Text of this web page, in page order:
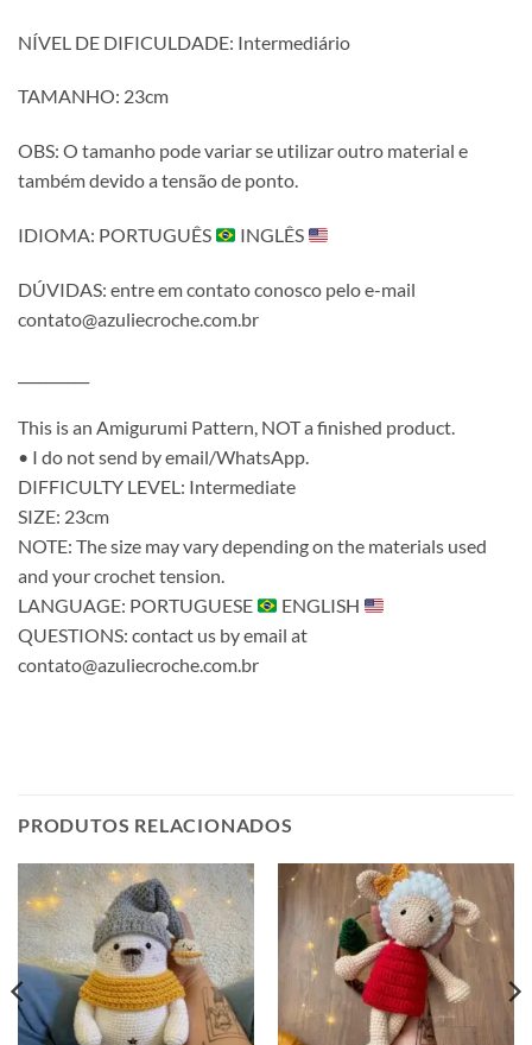
NÍVEL DE DIFICULDADE: Intermediário
TAMANHO: 23cm
OBS: O tamanho pode variar se utilizar outro material e
também devido a tensão de ponto.
IDIOMA: PORTUGUÊS INGLÊS
DÚVIDAS: entre em contato conosco pelo e-mail
contato@azuliecroche.com.br
This is an Amigurumi Pattern, NOT a finished product.
• I do not send by email/WhatsApp.
DIFFICULTY LEVEL: Intermediate
SIZE: 23cm
NOTE: The size may vary depending on the materials used
and your crochet tension.
LANGUAGE: PORTUGUESE
ENGLISH
QUESTIONS: contact us by email at
contato@azuliecroche.com.br
PRODUTOS RELACIONADOS